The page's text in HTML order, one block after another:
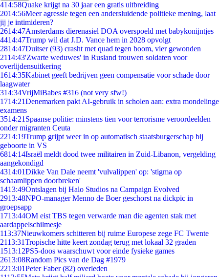
414:58Quake krijgt na 30 jaar een gratis uitbreiding
2014:56Meer agressie tegen een andersluidende politieke mening, laat
jij je intimideren?
2614:47Amsterdams dierenasiel DOA overspoeld met babykonijntjes
4414:47Trump wil dat J.D. Vance hem in 2028 opvolgt
2814:47Duitser (93) crasht met quad tegen boom, vier gewonden
2114:43'Zwarte weduwes' in Rusland trouwen soldaten voor
overlijdensuitkering
1614:35Kabinet geeft bedrijven geen compensatie voor schade door
laagwater
314:34VrijMiBabes #316 (not very sfw!)
1714:21Denemarken pakt AI-gebruik in scholen aan: extra mondelinge
examens
3514:21 Spaanse politie: minstens tien voor terrorisme veroordeelden
onder migranten Ceuta
2214:19Trump grijpt weer in op automatisch staatsburgerschap bij
geboorte in VS
6814:14Israël meldt dood twee militairen in Zuid-Libanon, vergelding
aangekondigd
4314:01Dikke Van Dale neemt 'vulvalippen' op: 'stigma op
schaamlippen doorbreken'
1413:49Ontslagen bij Halo Studios na Campaign Evolved
2913:48NPO-manager Menno de Boer geschorst na dickpic in
groepsapp
1713:44OM eist TBS tegen verwarde man die agenten stak met
aardappelschilmesje
113:37Nieuwkomers schitteren bij ruime Europese zege FC Twente
2113:31Tropische hitte keert zondag terug met lokaal 32 graden
1513:12PS5-doos waarschuwt voor einde fysieke games
2613:08Random Pics van de Dag #1979
2213:01Peter Faber (82) overleden